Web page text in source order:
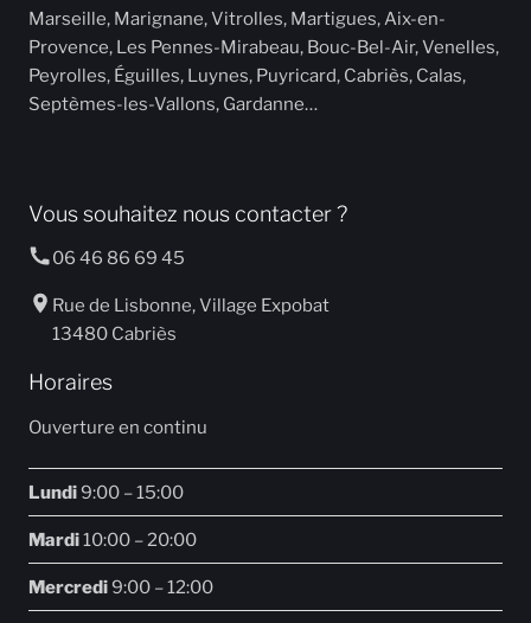
Marseille, Marignane, Vitrolles, Martigues, Aix-en-
Provence, Les Pennes-Mirabeau, Bouc-Bel-Air, Venelles,
Peyrolles, Éguilles, Luynes, Puyricard, Cabriès, Calas,
Septèmes-les-Vallons, Gardanne…
Vous souhaitez nous contacter ?
06 46 86 69 45
Rue de Lisbonne, Village Expobat
13480 Cabriès
Horaires
Ouverture en continu
Lundi9:00 – 15:00
Mardi10:00 – 20:00
Mercredi9:00 – 12:00